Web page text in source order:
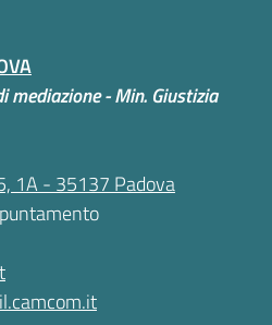
- Min. Giustizia
1A - 35137 Padova